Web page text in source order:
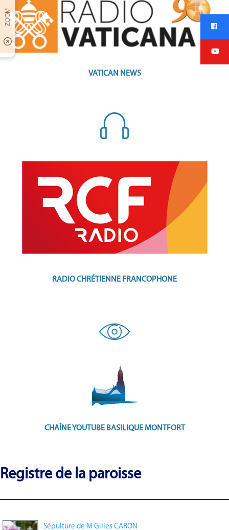
VATICAN NEWS
RADIO CHRÉTIENNE FRANCOPHONE
CHAÎNE YOUTUBE BASILIQUE MONTFORT
Registre de la paroisse
Sépulture de M Gilles CARON